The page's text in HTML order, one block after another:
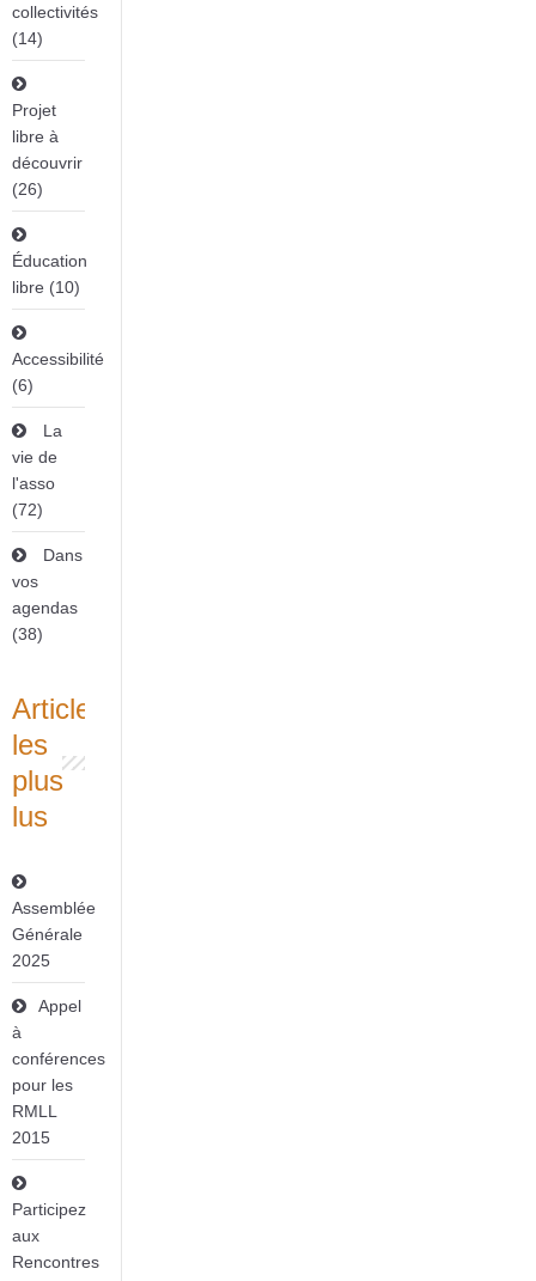
collectivités
(14)
Projet
libre à
découvrir
(26)
Éducation
libre (10)
Accessibilité
(6)
La
vie de
l'asso
(72)
Dans
vos
agendas
(38)
Articles
les
plus
lus
Assemblée
Générale
2025
Appel
à
conférences
pour les
RMLL
2015
Participez
aux
Rencontres